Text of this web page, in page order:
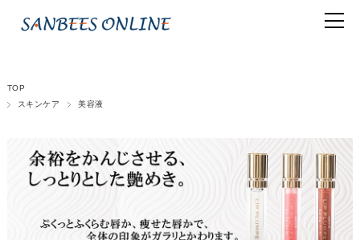
TOP
スキンケア
美容液